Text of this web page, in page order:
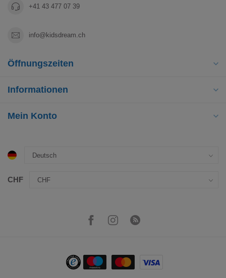
+41 43 477 07 39
info@kidsdream.ch
Öffnungszeiten
Informationen
Mein Konto
CHF